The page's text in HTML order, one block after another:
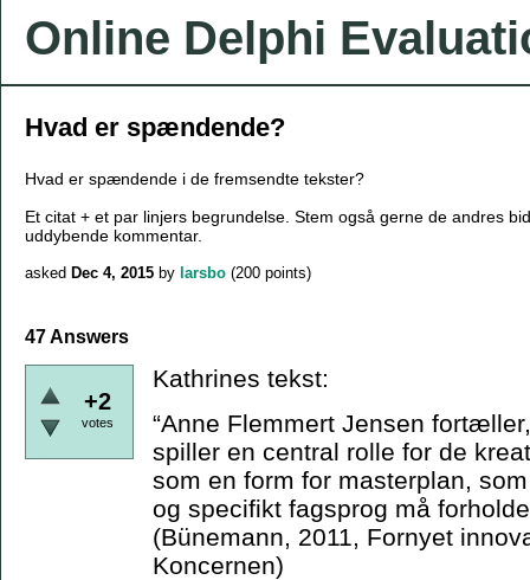
Online Delphi
Hvad er spændende?
Hvad er spændende i de fremsendte tekster?
Et citat + et par linjers begrundelse. Stem også gerne de andres
uddybende kommentar.
asked Dec 4, 2015 by larsbo (200 points)
47 Answers
+2
votes
Kathrines tekst:
“Anne Flemmert Jensen
spiller en central rolle for de
som en form for masterplan,
og specifikt fagsprog må
(Bünemann, 2011, Fornyet
Koncernen)